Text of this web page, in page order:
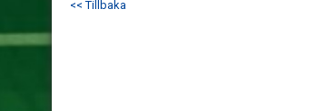
<< Tillbaka